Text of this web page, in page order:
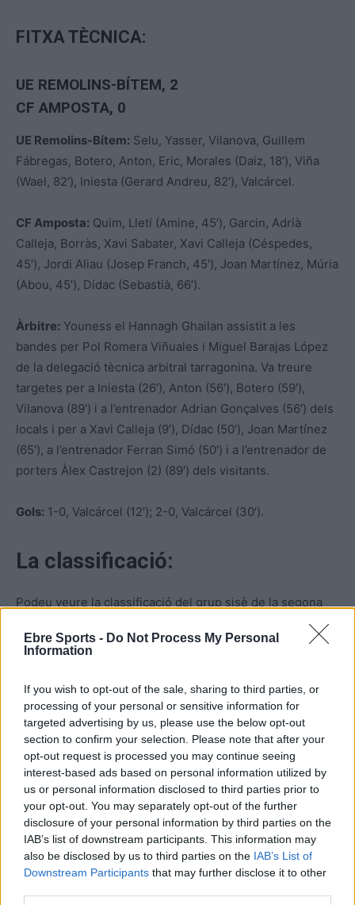
Ebre Sports - Do Not Process My Personal
Information
If you wish to opt-out of the sale, sharing to third parties, or
processing of your personal or sensitive information for
targeted advertising by us, please use the below opt-out
section to confirm your selection. Please note that after your
opt-out request is processed you may continue seeing
interest-based ads based on personal information utilized by
us or personal information disclosed to third parties prior to
your opt-out. You may separately opt-out of the further
disclosure of your personal information by third parties on the
IAB’s list of downstream participants. This information may
also be disclosed by us to third parties on the IAB’s List of
Downstream Participants that may further disclose it to other
FITXA TÈCNICA:
UE REMOLINS-BÍTEM, 2
CF AMPOSTA, 0
UE Remolins-Bítem: Selu, Yasser, Vilanova, Guillem
Fábregas, Botero, Anton, Eric, Morales (Daiz, 18′), Viña
(Wael, 82′), Iniesta (Gerard Andreu, 82′), Valcárcel.
CF Amposta: Quim, Lletí (Amine, 45′), Garcin, Adrià
Calleja, Borràs, Xavi Sabater, Xavi Calleja (Céspedes,
45′), Jordi Aliau (Josep Franch, 45′), Joan Martínez, Múria
(Abou, 45′), Dídac (Sebastià, 66′).
Àrbitre: Youness el Hannagh Ghailan assistit a les
bandes per Pol Romera Viñuales i Miguel Barajas López
de la delegació tècnica arbitral tarragonina. Va treure
targetes per a Iniesta (26′), Anton (56′), Botero (59′),
Vilanova (89′) i a l’entrenador Adrian Gonçalves (56′) dels
locals i per a Xavi Calleja (9′), Dídac (50′), Joan Martínez
(65′), a l’entrenador Ferran Simó (50′) i a l’entrenador de
porters Àlex Castrejon (2) (89′) dels visitants.
Gols: 1-0, Valcárcel (12′); 2-0, Valcárcel (30′).
La classificació:
Podeu veure la classificació del grup sisè de la segona
catalana després de disputar-se la cinquena jornada de
lliga, clicant la imatge inferior: